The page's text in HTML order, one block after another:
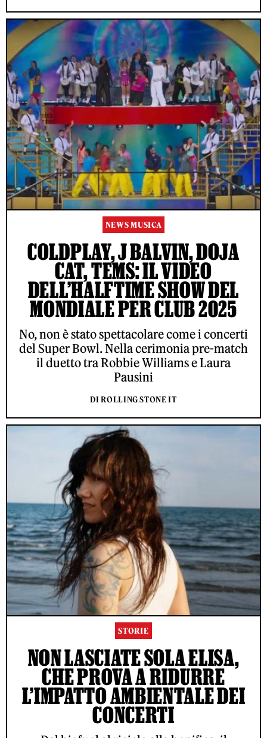
NEWS MUSICA
COLDPLAY, J BALVIN, DOJA
CAT, TEMS: IL VIDEO
DELL’HALFTIME SHOW DEL
MONDIALE PER CLUB 2025
No, non è stato spettacolare come i concerti
del Super Bowl. Nella cerimonia pre-match
il duetto tra Robbie Williams e Laura
Pausini
DI ROLLING STONE IT
STORIE
NON LASCIATE SOLA ELISA,
CHE PROVA A RIDURRE
L’IMPATTO AMBIENTALE DEI
CONCERTI